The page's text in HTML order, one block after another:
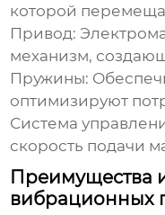
которой
Привод:
механизм,
Пружины:
оптимизируют
Система
скорость подачи
Преимущества
вибрационных